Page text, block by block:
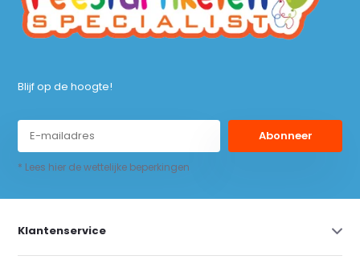
Blijf op de hoogte!
Abonneer
* Lees hier de wettelijke beperkingen
Klantenservice